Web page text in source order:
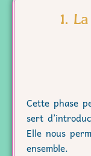
1.
Cette phase
sert
Elle nous
ensemble.